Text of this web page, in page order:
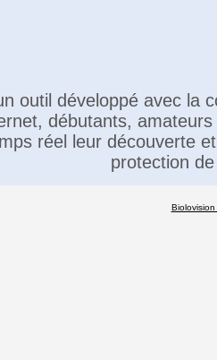
outil développé avec la
débutants,
réel leur découverte
protection
Biolovision